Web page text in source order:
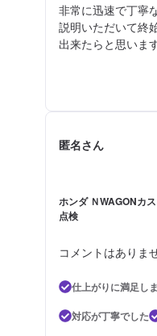
非常に迅速で丁寧
説明いただいて終
出来たらと思います
匿名さん
ホンダ ＮWAGONカ
点検
コメントはありま
仕上がりに満足し
対応が丁寧でした